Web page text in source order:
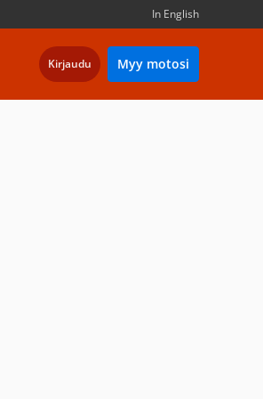
In English
Kirjaudu Myy motosi